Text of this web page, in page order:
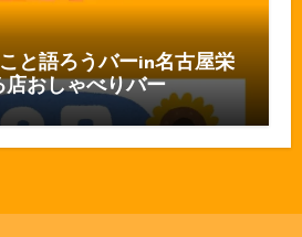
と語ろうバーin名古屋栄
おしゃべりバー